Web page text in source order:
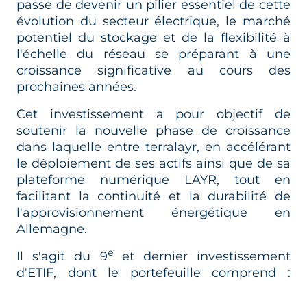
passe de devenir un pilier essentiel de cette
évolution du secteur électrique, le marché
potentiel du stockage et de la flexibilité à
l'échelle du réseau se préparant à une
croissance significative au cours des
prochaines années.
Cet investissement a pour objectif de
soutenir la nouvelle phase de croissance
dans laquelle entre terralayr, en accélérant
le déploiement de ses actifs ainsi que de sa
plateforme numérique LAYR, tout en
facilitant la continuité et la durabilité de
l'approvisionnement énergétique en
Allemagne.
Il s'agit du 9eet dernier investissement
d'ETIF, dont le portefeuille comprend :